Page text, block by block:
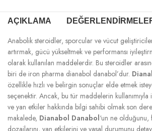
AÇIKLAMA
Anabolik steroidler, sporcular ve vücut
artırmak, gücü yükseltmek ve performansı
olarak kullanılan maddelerdir. Bu steroidler
biri de iron pharma dianabol danabol’dur.
özellikle hızlı ve belirgin sonuçlar elde etmek
seçenektir. Ancak, bu tür maddelerin
ve yan etkiler hakkında bilgi sahibi olmak son
makalede, Dianabol Danabol‘un ne olduğunu,
dozajlarını, yan etkilerini ve yasal durumunu